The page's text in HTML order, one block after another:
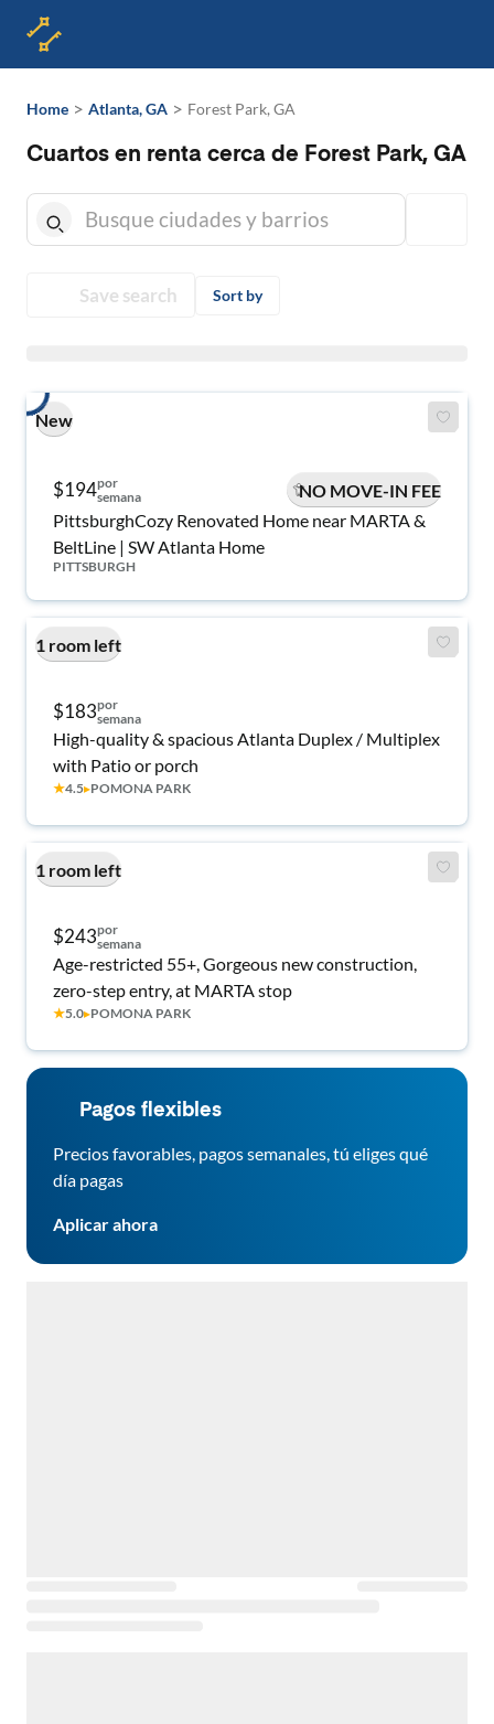
Home > Atlanta, GA > Forest Park, GA
Cuartos en renta cerca de Forest Park, GA
Save search Sort by
New
$194por
semana
NO MOVE-IN FEE
PittsburghCozy Renovated Home near MARTA &
BeltLine | SW Atlanta Home
PITTSBURGH
1 room left
$183por
semana
High-quality & spacious Atlanta Duplex / Multiplex
with Patio or porch
★4.5▸POMONA PARK
1 room left
$243por
semana
Age-restricted 55+, Gorgeous new construction,
zero-step entry, at MARTA stop
★5.0▸POMONA PARK
Pagos flexibles
Precios favorables, pagos semanales, tú eliges qué
día pagas
Aplicar ahora